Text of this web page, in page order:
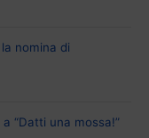
nomina di
“Datti una mossa!”